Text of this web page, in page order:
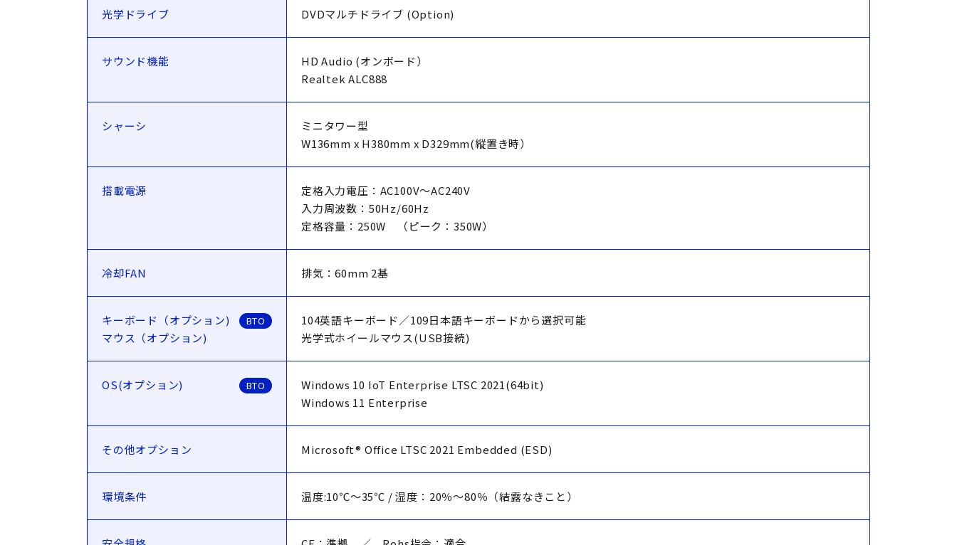
光学ドライブ DVDマルチドライブ (Option)
サウンド機能
HD Audio (オンボード）
Realtek ALC888
シャーシ
ミニタワー型
W136mm x H380mm x D329mm(縦置き時）
搭載電源
定格入力電圧：AC100V～AC240V
入力周波数：50Hz/60Hz
定格容量：250W （ピーク：350W）
冷却FAN 排気：60mm 2基
キーボード（オプション)
マウス（オプション)
BTO
104英語キーボード／109日本語キーボードから選択可能
光学式ホイールマウス(USB接続)
OS(オプション) BTO
Windows 10 IoT Enterprise LTSC 2021(64bit)
Windows 11 Enterprise
その他オプション Microsoft® Office LTSC 2021 Embedded (ESD)
環境条件 温度:10℃～35℃ / 湿度：20％～80％（結露なきこと）